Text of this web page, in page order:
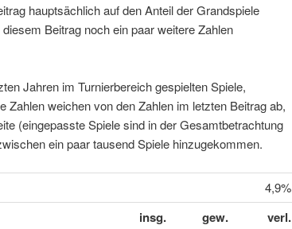
hauptsächlich auf den Anteil der Grandspiele
Beitrag noch ein paar weitere Zahlen
Jahren im Turnierbereich gespielten Spiele,
Zahlen weichen von den Zahlen im letzten Beitrag ab,
(eingepasste Spiele sind in der Gesamtbetrachtung
ein paar tausend Spiele hinzugekommen.
4,9%
insg. gew. verl.